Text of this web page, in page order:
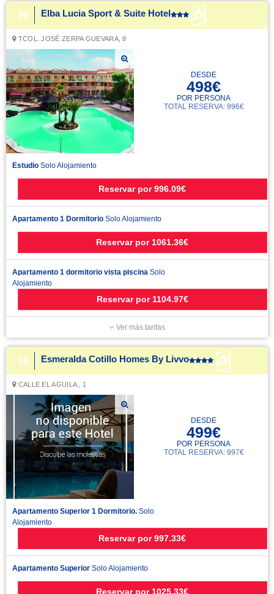
09 Elba Lucia Sport & Suite Hotel
TCOL. JOSÉ ZERPA GUEVARA, 8
DESDE
498€
POR PERSONA
TOTAL RESERVA: 996€
Estudio Solo Alojamiento
Reservar por 996.09€
Apartamento 1 Dormitorio Solo Alojamiento
Reservar por 1061.36€
Apartamento 1 dormitorio vista piscina Solo
Alojamiento
Reservar por 1104.97€
Ver más tarifas
10 Esmeralda Cotillo Homes By Livvo
CALLE EL AGUILA , 1
DESDE
499€
POR PERSONA
TOTAL RESERVA: 997€
Apartamento Superior 1 Dormitorio. Solo
Alojamiento
Reservar por 997.33€
Apartamento Superior Solo Alojamiento
Reservar por 1025.33€